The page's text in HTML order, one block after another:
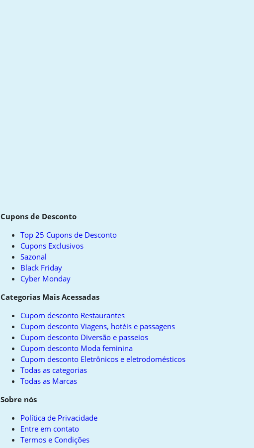
Cupons de Desconto
Top 25 Cupons de Desconto
Cupons Exclusivos
Sazonal
Black Friday
Cyber Monday
Categorias Mais Acessadas
Cupom desconto Restaurantes
Cupom desconto Viagens, hotéis e passagens
Cupom desconto Diversão e passeios
Cupom desconto Moda feminina
Cupom desconto Eletrônicos e eletrodomésticos
Todas as categorias
Todas as Marcas
Sobre nós
Política de Privacidade
Entre em contato
Termos e Condições